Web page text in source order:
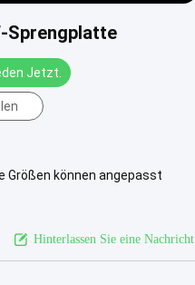
Sprengplatte
Jetzt.
Größen können angepasst
Hinterlassen Sie eine Nachricht.